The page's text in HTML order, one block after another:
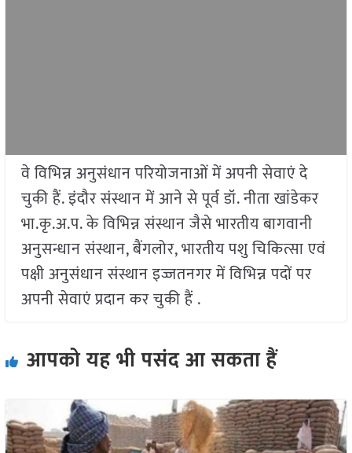
वे विभिन्न अनुसंधान परियोजनाओं में अपनी सेवाएं दे
चुकी हैं. इंदौर संस्थान में आने से पूर्व डॉ. नीता खांडेकर
भा.कृ.अ.प. के विभिन्न संस्थान जैसे भारतीय बागवानी
अनुसन्धान संस्थान, बैंगलोर, भारतीय पशु चिकित्सा एवं
पक्षी अनुसंधान संस्थान इज्जतनगर में विभिन्न पदों पर
अपनी सेवाएं प्रदान कर चुकी हैं .
आपको यह भी पसंद आ सकता हैं